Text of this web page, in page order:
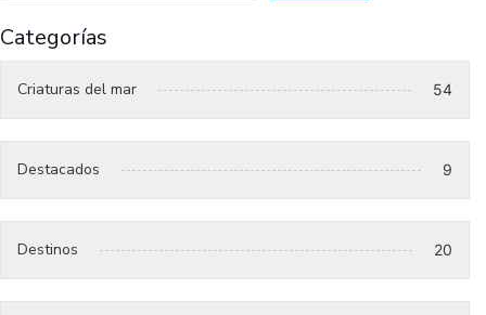
Categorías
Criaturas del mar 54
Destacados 9
Destinos 20